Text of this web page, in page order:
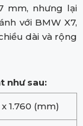
mm, nhưng lại
với BMW X7,
dài và rộng
như sau:
x 1.760 (mm)